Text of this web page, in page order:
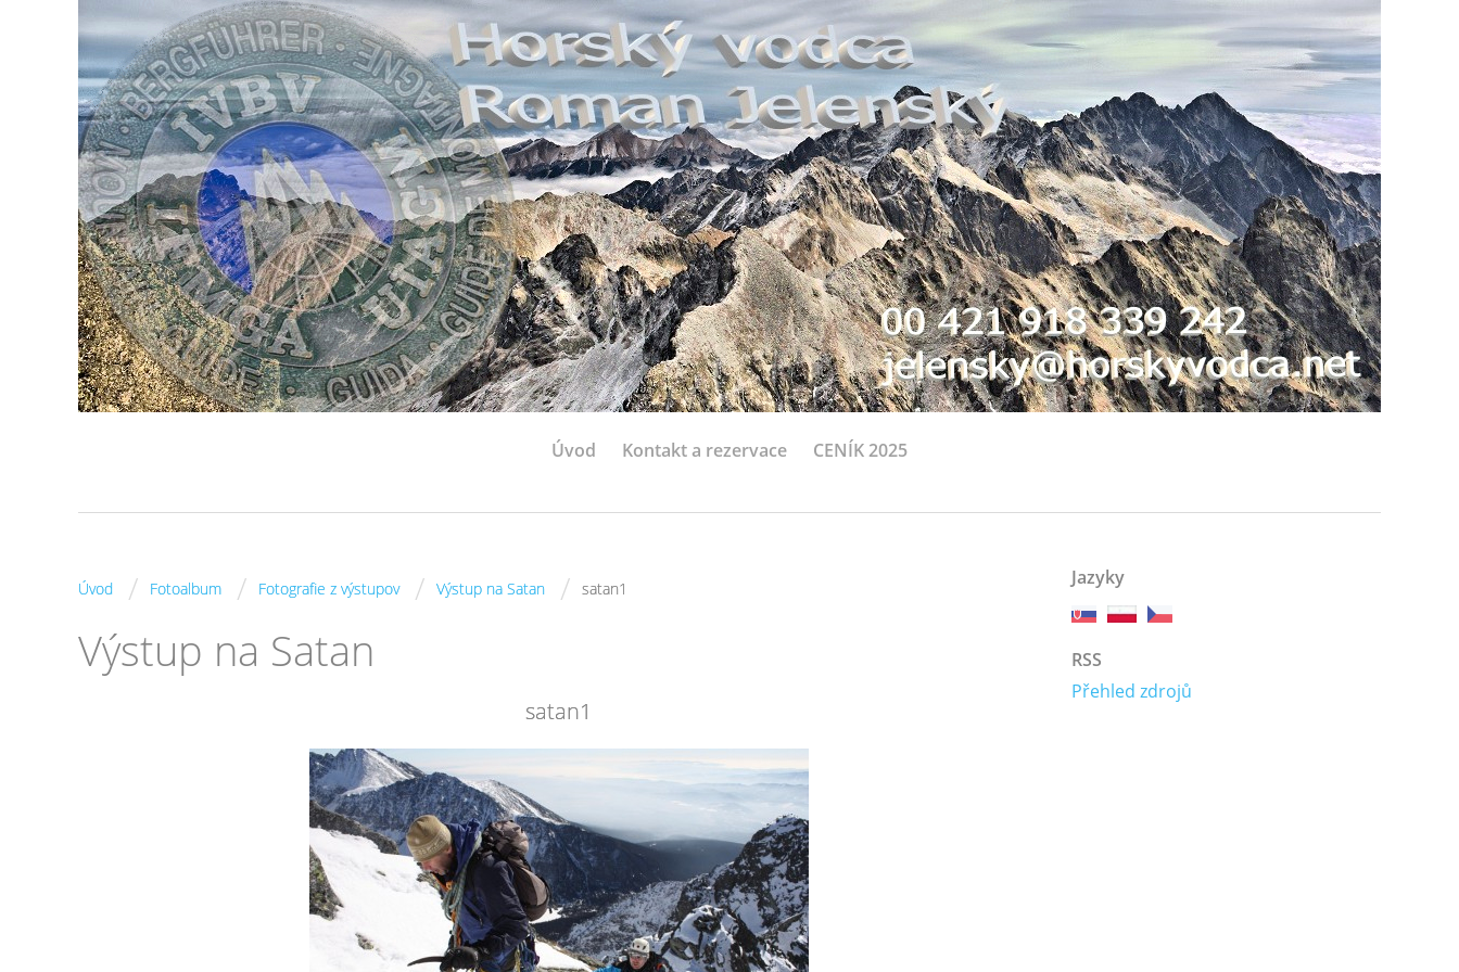
Úvod Kontakt a rezervace CENÍK 2025
Úvod / Fotoalbum / Fotografie z výstupov / Výstup na Satan / satan1
Výstup na Satan
satan1
Jazyky
RSS
Přehled zdrojů